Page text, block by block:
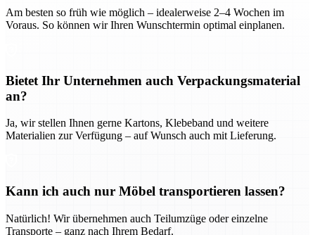
Am besten so früh wie möglich – idealerweise 2–4 Wochen im
Voraus. So können wir Ihren Wunschtermin optimal einplanen.
Bietet Ihr Unternehmen auch Verpackungsmaterial
an?
Ja, wir stellen Ihnen gerne Kartons, Klebeband und weitere
Materialien zur Verfügung – auf Wunsch auch mit Lieferung.
Kann ich auch nur Möbel transportieren lassen?
Natürlich! Wir übernehmen auch Teilumzüge oder einzelne
Transporte – ganz nach Ihrem Bedarf.